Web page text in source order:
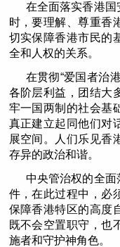
在全面落实香港
时，要理解、尊重香
切实保障香港市民的
全和人权的关系。
在贯彻“爱国者治
各阶层利益，团结大
牢一国两制的社会基
真正建立起同他们对
展空间。人们乐见香
存异的政治和谐。
中央管治权的全
件，在此过程中，必
保障香港特区的高度
既不会空置职守，也
施者和守护神角色。